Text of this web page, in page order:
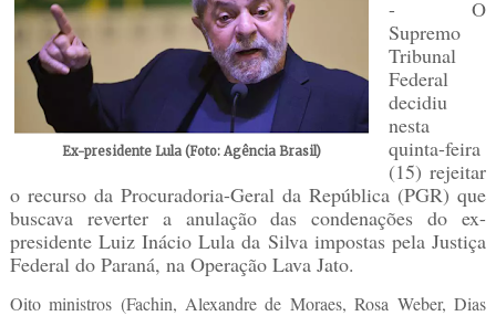
Ex-presidente Lula (Foto: Agência Brasil)
- O
Supremo
Tribunal
Federal
decidiu
nesta
quinta-feira
(15) rejeitar
o recurso da Procuradoria-Geral da República (PGR) que
buscava reverter a anulação das condenações do ex-
presidente Luiz Inácio Lula da Silva impostas pela Justiça
Federal do Paraná, na Operação Lava Jato.
Oito ministros (Fachin, Alexandre de Moraes, Rosa Weber, Dias